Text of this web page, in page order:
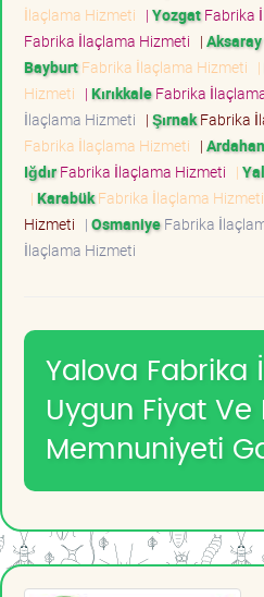
İlaçlama Hizmeti | YozgatFabrika
Fabrika İlaçlama Hizmeti | Aksaray
BayburtFabrika İlaçlama Hizmeti |
Hizmeti | KırıkkaleFabrika
İlaçlama Hizmeti | ŞırnakFabrika
Fabrika İlaçlama Hizmeti | Ardahan
IğdırFabrika İlaçlama Hizmeti |
| KarabükFabrika İlaçlama Hizmeti
Hizmeti | OsmaniyeFabrika
İlaçlama Hizmeti
Yalova Fabrika
Uygun Fiyat Ve
Memnuniyeti